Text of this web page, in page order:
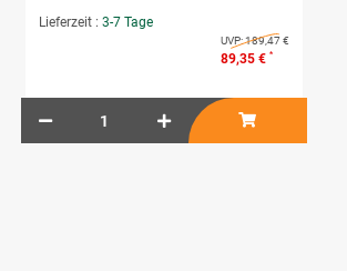
Lieferzeit : 3-7 Tage
UVP:189,47 €
89,35 € *